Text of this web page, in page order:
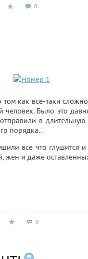
0
как все-таки
человек. Было это
в
порядка..
все что глушится
жен и даже
0